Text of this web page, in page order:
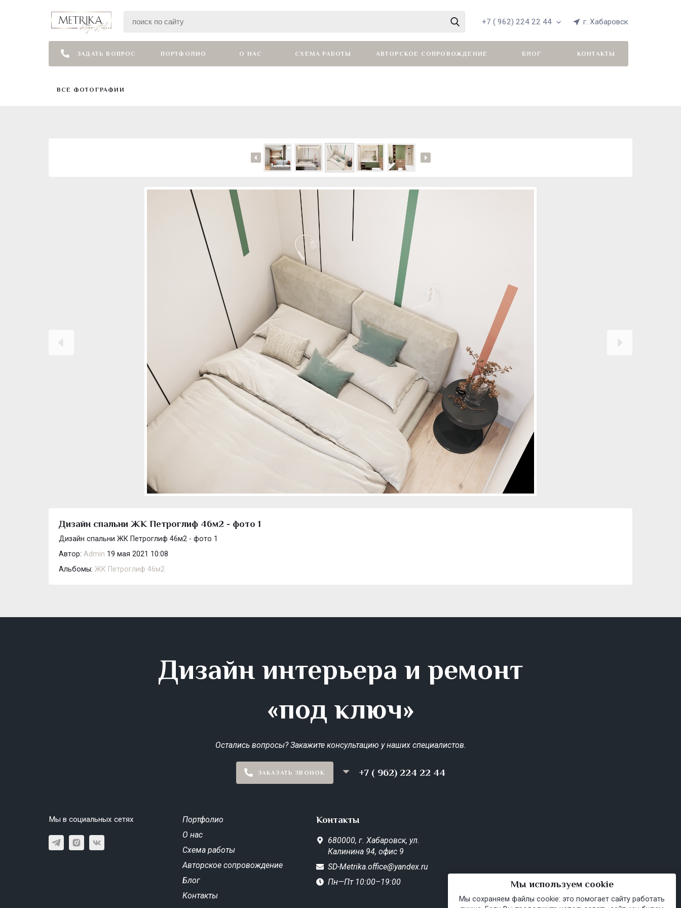
+7 ( 962) 224 22 44 г. Хабаровск
ЗАДАТЬ ВОПРОС ПОРТФОЛИО О НАС СХЕМА РАБОТЫ АВТОРСКОЕ СОПРОВОЖДЕНИЕ БЛОГ КОНТАКТЫ
ВСЕ ФОТОГРАФИИ
Дизайн спальни ЖК Петроглиф 46м2 - фото 1
Дизайн спальни ЖК Петроглиф 46м2 - фото 1
Автор: Admin 19 мая 2021 10:08
Альбомы: ЖК Петроглиф 46м2
Дизайн интерьера и ремонт
«под ключ»
Остались вопросы? Закажите консультацию у наших специалистов.
ЗАКАЗАТЬ ЗВОНОК +7 ( 962) 224 22 44
Мы в социальных сетях
Портфолио
О нас
Схема работы
Авторское сопровождение
Блог
Контакты
Контакты
680000, г. Хабаровск, ул.
Калинина 94, офис 9
SD-Metrika.office@yandex.ru
Пн—Пт 10:00–19:00
Мы используем cookie
Мы сохраняем файлы cookie: это помогает сайту работать